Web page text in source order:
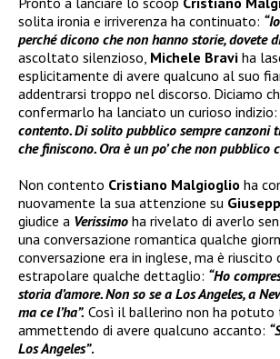
solita ironia e irriverenza ha continuato:
perché dicono che non hanno storie, dovete
ascoltato silenzioso, Michele Bravi ha
esplicitamente di avere qualcuno al suo
addentrarsi troppo nel discorso. Diciamo
confermarlo ha lanciato un curioso indizio:
contento. Di solito pubblico sempre canzoni
che finiscono. Ora è un po’ che non pubblico
Non contento Cristiano Malgioglio ha
nuovamente la sua attenzione su
giudice a Verissimo ha rivelato di averlo
una conversazione romantica qualche
conversazione era in inglese, ma è riuscito
estrapolare qualche dettaglio: “Ho
storia d’amore. Non so se a Los Angeles, a
ma ce l’ha”. Così il ballerino non ha potuto
ammettendo di avere qualcuno accanto:
Los Angeles”.